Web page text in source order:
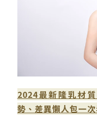
2024最新隆乳材
勢、差異懶人包一